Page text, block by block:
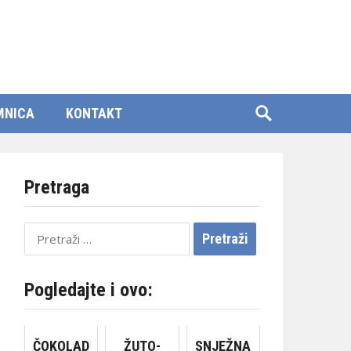
KONTAKT
Pretraga
Pretraži:
Pogledajte i ovo:
ČOKOLAD
ŽUTO-
SNJEŽNA